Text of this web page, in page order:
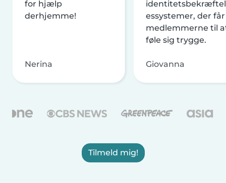
for hjælp
derhjemme!
Nerina
essystemer, der får
medlemmerne til
føle sig trygge.
Giovanna
Tilmeld mig!